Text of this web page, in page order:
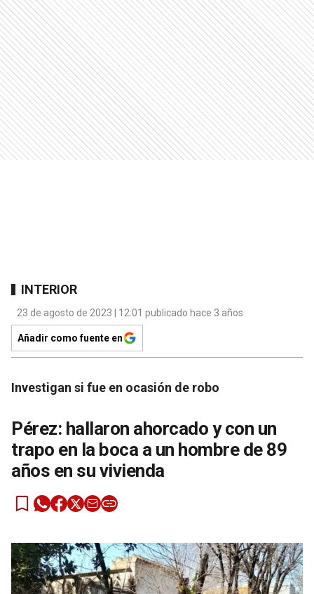
INTERIOR
23 de agosto de 2023 | 12:01 publicado hace 3 años
Añadir como fuente en
Investigan si fue en ocasión de robo
Pérez: hallaron ahorcado y con un
trapo en la boca a un hombre de 89
años en su vivienda